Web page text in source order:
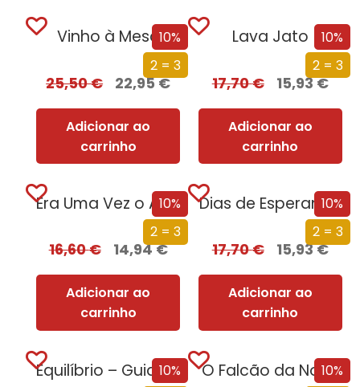
10%
2 = 3
Vinho à Mesa
25,50€ 22,95€
Adicionar ao
carrinho
10%
2 = 3
Lava Jato
17,70€ 15,93€
Adicionar ao
carrinho
10%
2 = 3
Era Uma Vez o Amor
16,60€ 14,94€
Adicionar ao
carrinho
10%
2 = 3
Dias de Esperança
17,70€ 15,93€
Adicionar ao
carrinho
10%
Equilíbrio – Guia de Receitas para um...
10%
O Falcão da Noite